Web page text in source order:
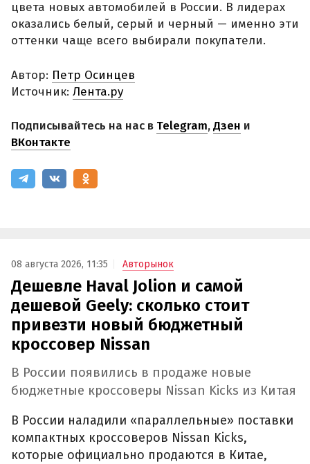
цвета новых автомобилей в России. В лидерах
оказались белый, серый и черный — именно эти
оттенки чаще всего выбирали покупатели.
Автор: Петр Осинцев
Источник: Лента.ру
Подписывайтесь на нас в Telegram,Дзен и
ВКонтакте
08 августа 2026, 11:35 Авторынок
Дешевле Haval Jolion и самой
дешевой Geely: сколько стоит
привезти новый бюджетный
кроссовер Nissan
В России появились в продаже новые
бюджетные кроссоверы Nissan Kicks из Китая
В России наладили «параллельные» поставки
компактных кроссоверов Nissan Kicks,
которые официально продаются в Китае,